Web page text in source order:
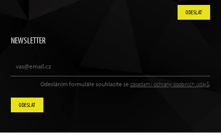
NEWSLETTER
Odesláním formuláře souhlasíte se zásadami ochrany osobních údajů.
ODESLAT
ODESLAT